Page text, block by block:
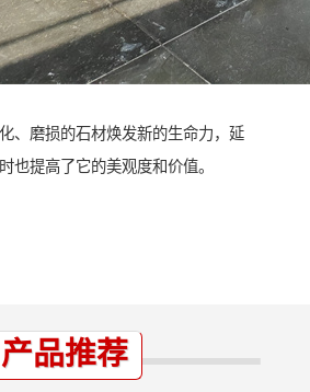
、磨损的石材焕发新的生命力，延
也提高了它的美观度和价值。
产品推荐